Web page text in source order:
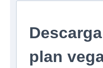
plan